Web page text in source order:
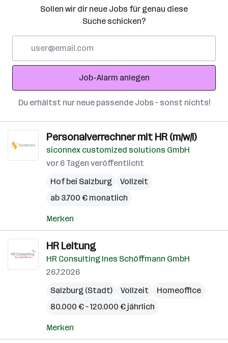
Sollen wir dir neue Jobs für genau diese
Suche schicken?
Adresse
Job-Alarm anlegen
Du erhältst nur neue passende Jobs – sonst nichts!
Personalverrechner mit HR (m/w/i)
siconnex customized solutions GmbH
vor 6 Tagen veröffentlicht
Hof bei Salzburg
Vollzeit
ab 3.700 € monatlich
Merken
HR Leitung
HR Consulting Ines Schöffmann GmbH
26.7.2026
Salzburg (Stadt)
Vollzeit
Homeoffice
80.000 € – 120.000 € jährlich
Merken